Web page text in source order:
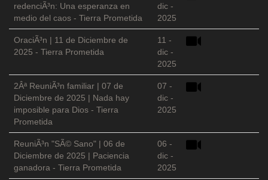
redenciÃ³n: Una esperanza en
medio del caos - Tierra Prometida
dic -
2025
OraciÃ³n | 11 de Diciembre de
2025 - Tierra Prometida
11 -
dic -
2025
2Âª ReuniÃ³n familiar | 07 de
Diciembre de 2025 | Nada hay
imposible para Dios - Tierra
Prometida
07 -
dic -
2025
ReuniÃ³n "SÃ© Sano" | 06 de
Diciembre de 2025 | Paciencia
ganadora - Tierra Prometida
06 -
dic -
2025